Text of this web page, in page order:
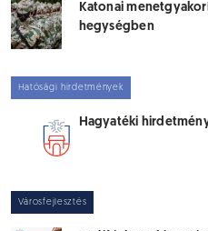
Katonai
hegységben
Hatósági hirdetmények
Hagyatéki
Városfejlesztés